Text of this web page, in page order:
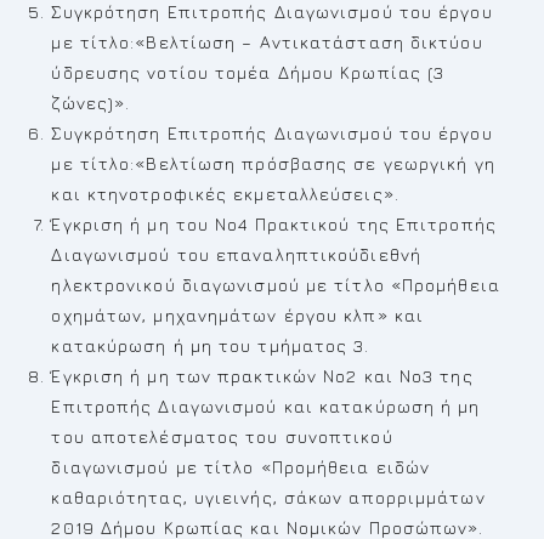
Συγκρότηση Επιτροπής Διαγωνισμού του έργου
με τίτλο:«Βελτίωση – Αντικατάσταση δικτύου
ύδρευσης νοτίου τομέα Δήμου Κρωπίας (3
ζώνες)».
Συγκρότηση Επιτροπής Διαγωνισμού του έργου
με τίτλο:«Βελτίωση πρόσβασης σε γεωργική γη
και κτηνοτροφικές εκμεταλλεύσεις».
Έγκριση ή μη του Νο4 Πρακτικού της Επιτροπής
Διαγωνισμού του επαναληπτικούδιεθνή
ηλεκτρονικού διαγωνισμού με τίτλο «Προμήθεια
οχημάτων, μηχανημάτων έργου κλπ» και
κατακύρωση ή μη του τμήματος 3.
Έγκριση ή μη των πρακτικών Νο2 και Νο3 της
Επιτροπής Διαγωνισμού και κατακύρωση ή μη
του αποτελέσματος του συνοπτικού
διαγωνισμού με τίτλο «Προμήθεια ειδών
καθαριότητας, υγιεινής, σάκων απορριμμάτων
2019 Δήμου Κρωπίας και Νομικών Προσώπων».